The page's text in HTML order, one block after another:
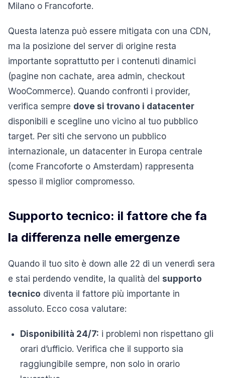
Milano o Francoforte.
Questa latenza può essere mitigata con una CDN,
ma la posizione del server di origine resta
importante soprattutto per i contenuti dinamici
(pagine non cachate, area admin, checkout
WooCommerce). Quando confronti i provider,
verifica sempre dove si trovano i datacenter
disponibili e scegline uno vicino al tuo pubblico
target. Per siti che servono un pubblico
internazionale, un datacenter in Europa centrale
(come Francoforte o Amsterdam) rappresenta
spesso il miglior compromesso.
Supporto tecnico: il fattore che fa
la differenza nelle emergenze
Quando il tuo sito è down alle 22 di un venerdì sera
e stai perdendo vendite, la qualità del supporto
tecnico diventa il fattore più importante in
assoluto. Ecco cosa valutare:
Disponibilità 24/7: i problemi non rispettano gli
orari d’ufficio. Verifica che il supporto sia
raggiungibile sempre, non solo in orario